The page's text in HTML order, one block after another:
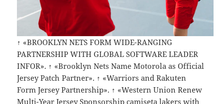
↑ «BROOKLYN NETS FORM WIDE-RANGING
PARTNERSHIP WITH GLOBAL SOFTWARE LEADER
INFOR». ↑ «Brooklyn Nets Name Motorola as Official
Jersey Patch Partner». ↑ «Warriors and Rakuten
Form Jersey Partnership». ↑ «Western Union Renew
Multi-Year Jersey Sponsorshipcamiseta lakers with